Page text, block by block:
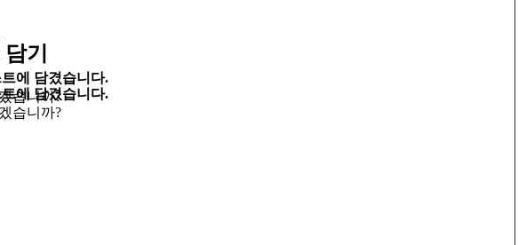
에 담겼습니다.
습니까?
기
에 담겼습니다.
습니까?